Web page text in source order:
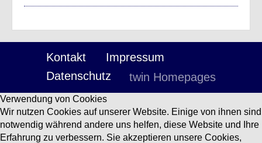
Kontakt
Impressum
Datenschutz
twin Homepages
Verwendung von Cookies
Wir nutzen Cookies auf unserer Website. Einige von ihnen sind
notwendig während andere uns helfen, diese Website und Ihre
Erfahrung zu verbessern. Sie akzeptieren unsere Cookies,